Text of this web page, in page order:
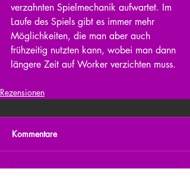
verzahnten Spielmechanik aufwartet. Im
Laufe des Spiels gibt es immer mehr
Möglichkeiten, die man aber auch
frühzeitig nutzten kann, wobei man dann
längere Zeit auf Worker verzichten muss.
Rezensionen
Kommentare